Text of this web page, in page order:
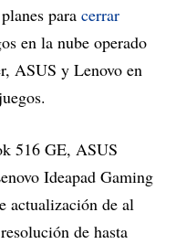
para cerrar
en la nube operado
ASUS y Lenovo en
516 GE, ASUS
Ideapad Gaming
actualización de al
de hasta